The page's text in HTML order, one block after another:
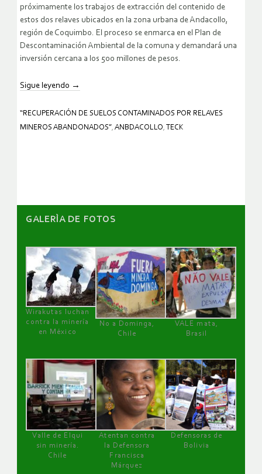
próximamente los trabajos de extracción del contenido de
estos dos relaves ubicados en la zona urbana de Andacollo,
región de Coquimbo. El proceso se enmarca en el Plan de
Descontaminación Ambiental de la comuna y demandará una
inversión cercana a los 500 millones de pesos.
Sigue leyendo →
“RECUPERACIÓN DE SUELOS CONTAMINADOS POR RELAVES
MINEROS ABANDONADOS”, ANBDACOLLO, TECK
GALERÌA DE FOTOS
Wirakutas luchan
contra la minería
en México
No a Dominga,
Chile
VALE mata,
Brasil
Valle de Elqui
sin minería.
Chile
Atentan contra
la Defensora
Francisca
Márquez
Defensoras de
Bolivia